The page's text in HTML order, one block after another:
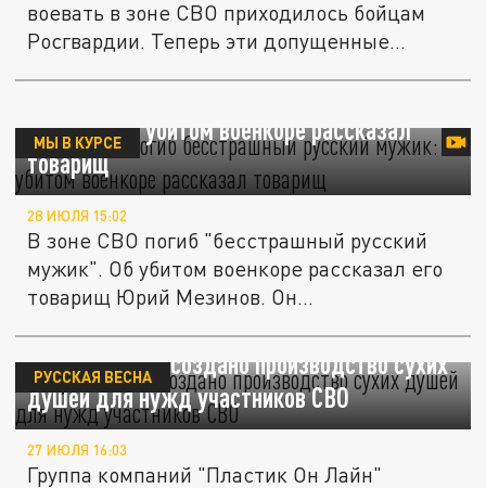
воевать в зоне СВО приходилось бойцам
Росгвардии. Теперь эти допущенные...
мужик": Об убитом военкоре рассказал
товарищ
МЫ В КУРСЕ
28 ИЮЛЯ 15:02
В зоне СВО погиб "бесстрашный русский
мужик". Об убитом военкоре рассказал его
товарищ Юрий Мезинов. Он...
В Пушкинском создано производство сухих
душей для нужд участников СВО
РУССКАЯ ВЕСНА
27 ИЮЛЯ 16:03
Группа компаний "Пластик Он Лайн"